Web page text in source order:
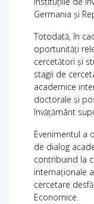
Germania și
Totodată, în
oportunități
cercetători și
stagii de
academice
doctorale și
învățământ
Evenimentul a
de dialog
contribuind la
internaționale
cercetare
Economice.